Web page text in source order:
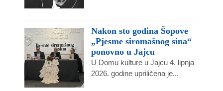
Nakon sto godina Šopove
„Pjesme siromašnog sina“
ponovno u Jajcu
U Domu kulture u Jajcu 4. lipnja
2026. godine upriličena je...